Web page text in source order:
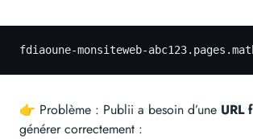
fdiaoune-monsiteweb-
👉 Problème : Publii a besoin d’une URL
générer correctement :